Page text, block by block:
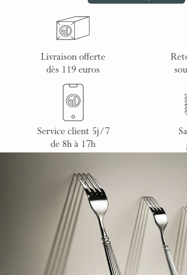
Livraison offerte
dès 119 euros
Service client 5j/7
de 8h à 17h